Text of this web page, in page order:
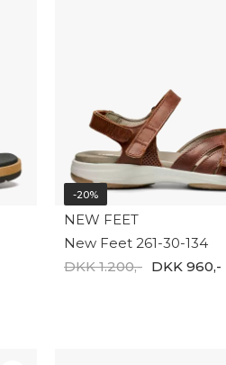
-20%
NEW FEET
New Feet 261-30-134
DKK 1.200,- DKK 960,-